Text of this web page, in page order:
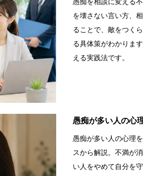
を壊さない言い方、
ることで、敵をつく
る具体策がわかりま
える実践法です。
愚痴が多い人の心
愚痴が多い人の心理
スから解説。不満が
い人をやめて自分を